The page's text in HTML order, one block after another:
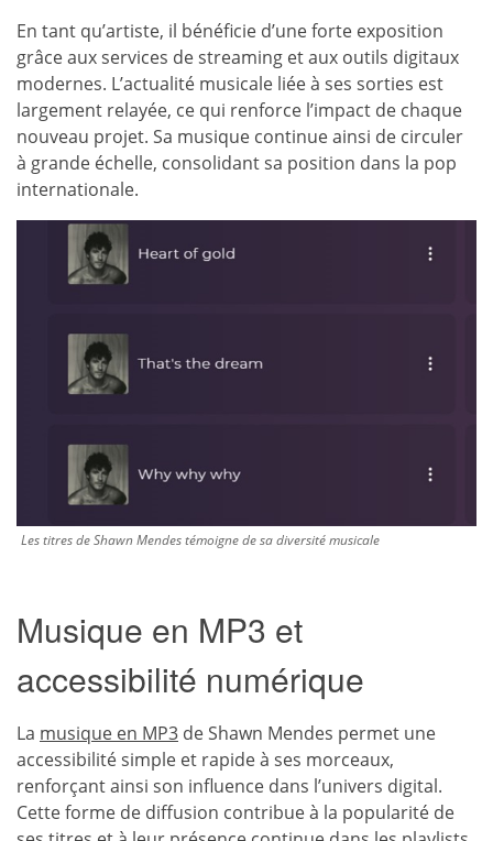
En tant qu’artiste, il bénéficie d’une forte exposition
grâce aux services de streaming et aux outils digitaux
modernes. L’actualité musicale liée à ses sorties est
largement relayée, ce qui renforce l’impact de chaque
nouveau projet. Sa musique continue ainsi de circuler
à grande échelle, consolidant sa position dans la pop
internationale.
Les titres de Shawn Mendes témoigne de sa diversité musicale
Musique en MP3 et
accessibilité numérique
La musique en MP3 de Shawn Mendes permet une
accessibilité simple et rapide à ses morceaux,
renforçant ainsi son influence dans l’univers digital.
Cette forme de diffusion contribue à la popularité de